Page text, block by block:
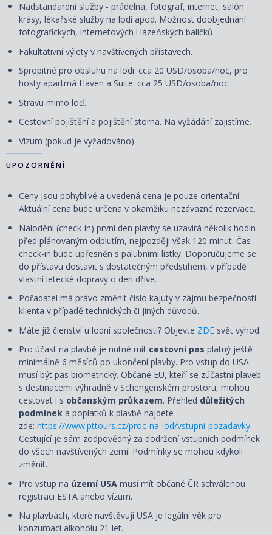
Nadstandardní služby - prádelna, fotograf, internet, salón
krásy, lékařské služby na lodi apod. Možnost doobjednání
fotografických, internetových i lázeňských balíčků.
Fakultativní výlety v navštívených přístavech.
Spropitné pro obsluhu na lodi: cca 20 USD/osoba/noc, pro
hosty apartmá Haven a Suite: cca 25 USD/osoba/noc.
Stravu mimo loď.
Cestovní pojištění a pojištění storna. Na vyžádání zajistíme.
Vízum (pokud je vyžadováno).
UPOZORNĚNÍ
Ceny jsou pohyblivé a uvedená cena je pouze orientační.
Aktuální cena bude určena v okamžiku nezávazné rezervace.
Nalodění (check-in) první den plavby se uzavírá několik hodin
před plánovaným odplutím, nejpozději však 120 minut. Čas
check-in bude upřesněn s palubními lístky. Doporučujeme se
do přístavu dostavit s dostatečným předstihem, v případě
vlastní letecké dopravy o den dříve.
Pořadatel má právo změnit číslo kajuty v zájmu bezpečnosti
klienta v případě technických či jiných důvodů.
Máte již členství u lodní společnosti? Objevte ZDE svět výhod.
Pro účast na plavbě je nutné mít cestovní pas platný ještě
minimálně 6 měsíců po ukončení plavby. Pro vstup do USA
musí být pas biometrický. Občané EU, kteří se zúčastní plaveb
s destinacemi výhradně v Schengenském prostoru, mohou
cestovat i s občanským průkazem. Přehled důležitých
podmínek a poplatků k plavbě najdete
zde: https://www.pttours.cz/proc-na-lod/vstupni-pozadavky.
Cestující je sám zodpovědný za dodržení vstupních podmínek
do všech navštívených zemí. Podmínky se mohou kdykoli
změnit.
Pro vstup na území USA musí mít občané ČR schválenou
registraci ESTA anebo vízum.
Na plavbách, které navštěvují USA je legální věk pro
konzumaci alkoholu 21 let.